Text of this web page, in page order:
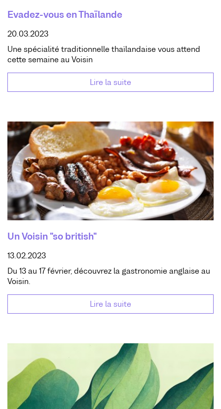
Evadez-vous en Thaïlande
20.03.2023
Une spécialité traditionnelle thaïlandaise vous attend
cette semaine au Voisin
Lire la suite
Un Voisin "so british"
13.02.2023
Du 13 au 17 février, découvrez la gastronomie anglaise au
Voisin.
Lire la suite